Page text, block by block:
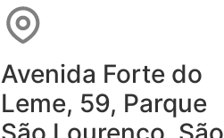
Avenida Forte do
Leme, 59, Parque